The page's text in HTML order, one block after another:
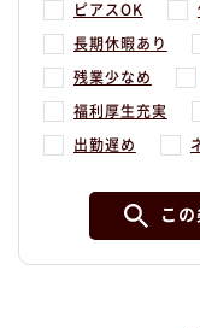
ピアスOK
長期休暇あり
残業少なめ
福利厚生充実
出勤遅め
こ